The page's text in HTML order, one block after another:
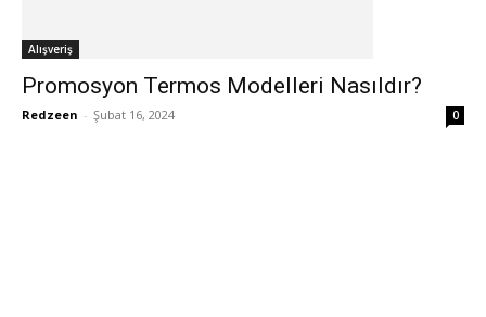
Alışveriş
Promosyon Termos Modelleri Nasıldır?
Redzeen - Şubat 16, 2024 0